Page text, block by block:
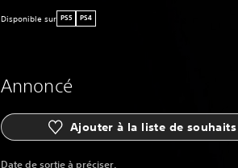
Disponible sur PS5 PS4
Annoncé
Ajouter à la liste de souhaits
Date de sortie à préciser.